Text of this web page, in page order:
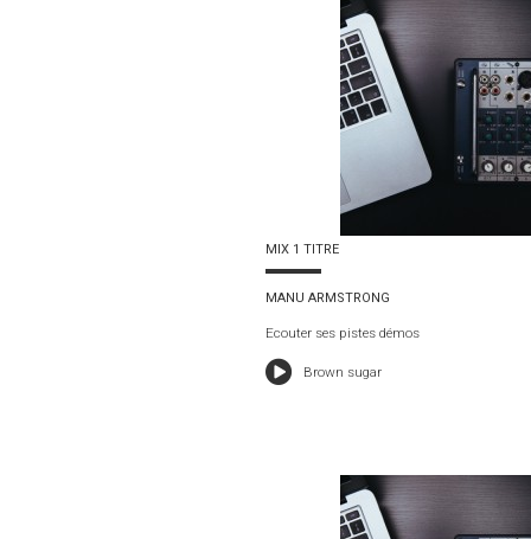
MIX 1 TITRE
MANU ARMSTRONG
Ecouter ses pistes démos
Brown sugar